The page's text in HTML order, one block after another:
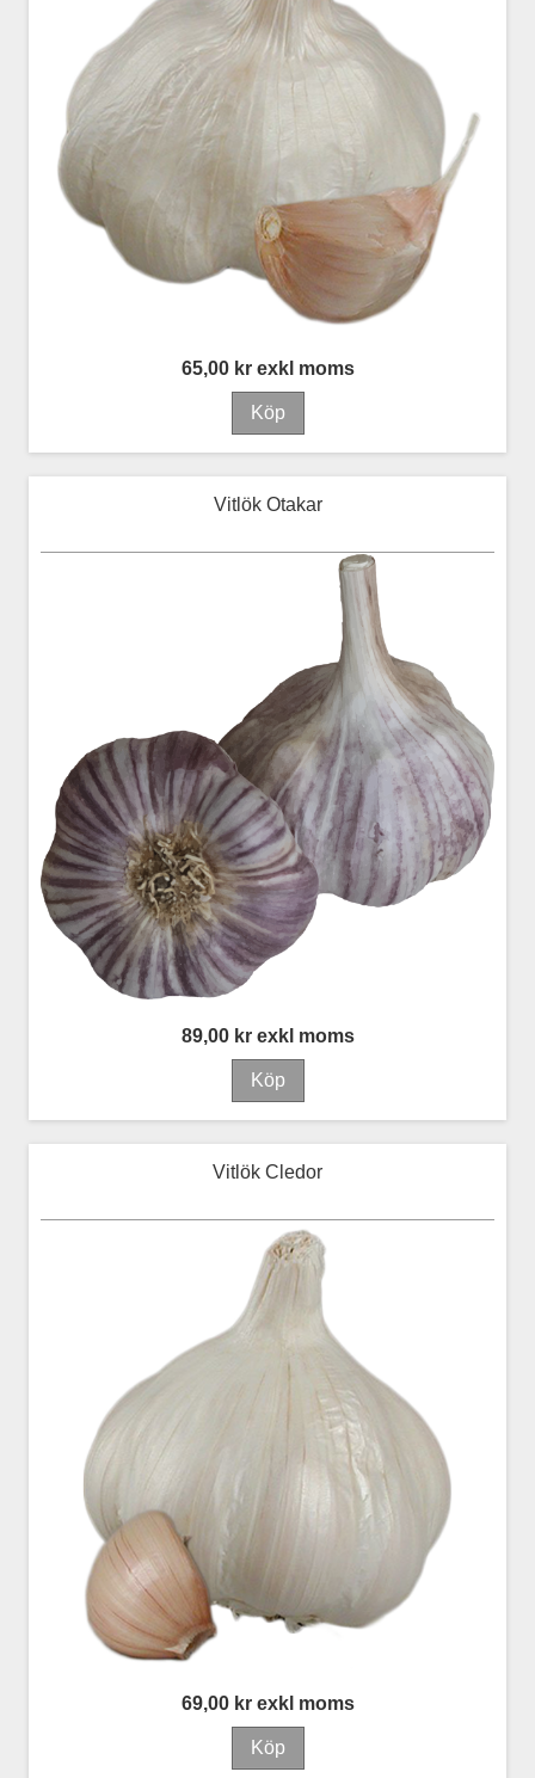
65,00 kr exkl moms
Vitlök Otakar
89,00 kr exkl moms
Vitlök Cledor
69,00 kr exkl moms